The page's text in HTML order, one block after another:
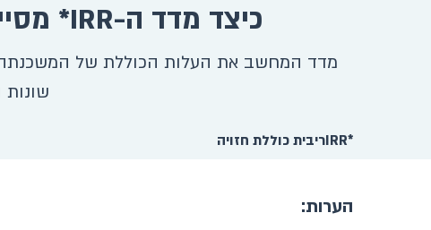
כיצד מדד ה-IRR* מסייע לנו להשוות עלויות משכנתה בין הבנקים השונים?
מדד המחשב את העלות הכוללת של המשכנתה
*IRRריבית כוללת חזויה
הערות: